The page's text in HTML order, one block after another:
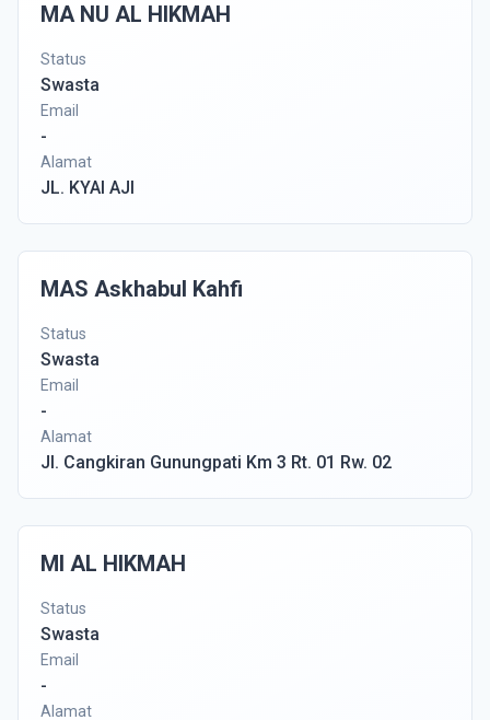
MA NU AL HIKMAH
Status
Swasta
Email
-
Alamat
JL. KYAI AJI
MAS Askhabul Kahfi
Status
Swasta
Email
-
Alamat
Jl. Cangkiran Gunungpati Km 3 Rt. 01 Rw. 02
MI AL HIKMAH
Status
Swasta
Email
-
Alamat